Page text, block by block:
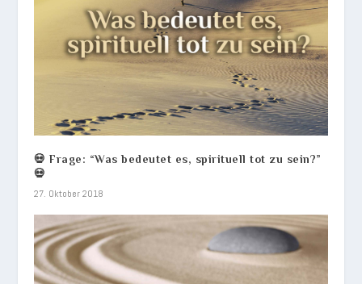
💀 Frage: “Was bedeutet es, spirituell tot zu sein?”
💀
27. Oktober 2018